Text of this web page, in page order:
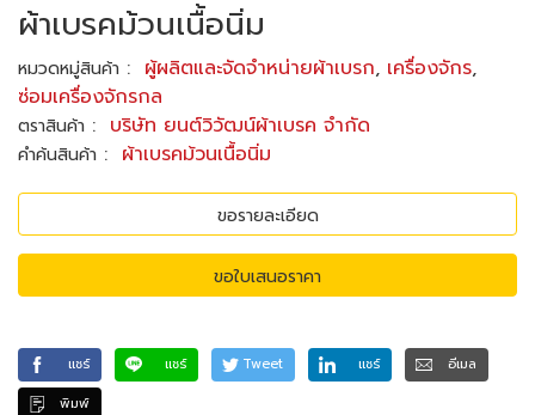
ผ้าเบรคม้วนเนื้อนิ่ม
หมวดหมู่สินค้า : ผู้ผลิตและจัดจำหน่ายผ้าเบรก, เครื่องจักร,
ซ่อมเครื่องจักรกล
ตราสินค้า : บริษัท ยนต์วิวัฒน์ผ้าเบรค จำกัด
คำค้นสินค้า : ผ้าเบรคม้วนเนื้อนิ่ม
ขอรายละเอียด
ขอใบเสนอราคา
แชร์ แชร์ Tweet แชร์
อีเมล
พิมพ์